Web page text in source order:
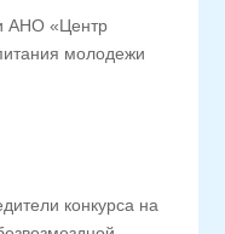
АНО «Центр
молодежи
конкурса на